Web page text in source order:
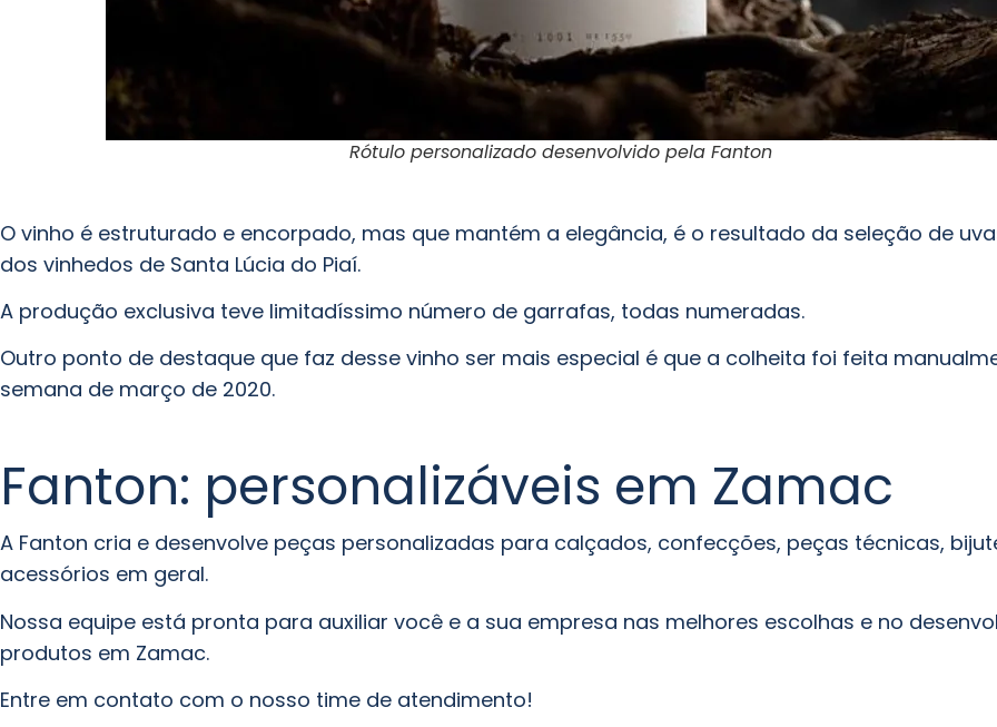
Rótulo personalizado desenvolvido pela Fanton
O vinho é estruturado e encorpado, mas que mantém a elegância, é o resultado da seleção de
dos vinhedos de Santa Lúcia do Piaí.
A produção exclusiva teve limitadíssimo número de garrafas, todas numeradas.
Outro ponto de destaque que faz desse vinho ser mais especial é que a colheita foi feita
semana de março de 2020.
Fanton: personalizáveis em Zamac
A Fanton cria e desenvolve peças personalizadas para calçados, confecções, peças técnicas,
acessórios em geral.
Nossa equipe está pronta para auxiliar você e a sua empresa nas melhores escolhas e no
produtos em Zamac.
Entre em contato com o nosso time de atendimento!